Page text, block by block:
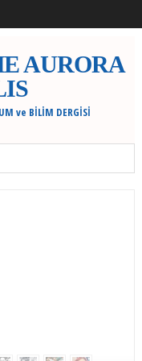
AURORA
ve BİLİM DERGİSİ